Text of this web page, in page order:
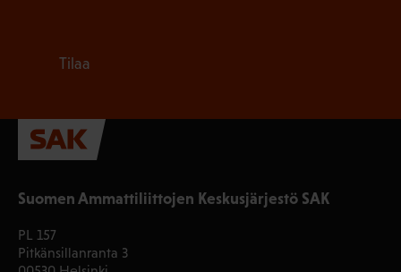
Suomen Ammattiliittojen Keskusjärjestö SAK
PL 157
Pitkänsillanranta 3
Tilaa